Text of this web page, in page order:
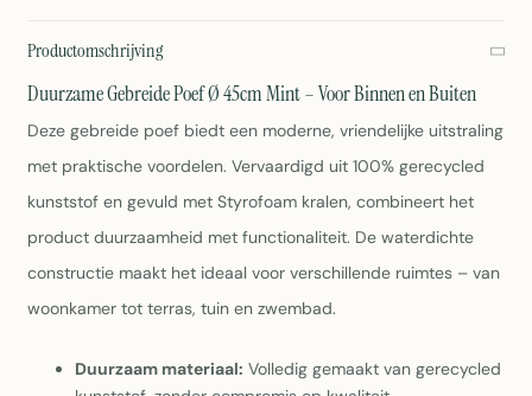
Productomschrijving
Duurzame Gebreide Poef Ø 45cm Mint – Voor Binnen en Buiten
Deze gebreide poef biedt een moderne, vriendelijke uitstraling
met praktische voordelen. Vervaardigd uit 100% gerecycled
kunststof en gevuld met Styrofoam kralen, combineert het
product duurzaamheid met functionaliteit. De waterdichte
constructie maakt het ideaal voor verschillende ruimtes – van
woonkamer tot terras, tuin en zwembad.
Duurzaam materiaal: Volledig gemaakt van gerecycled